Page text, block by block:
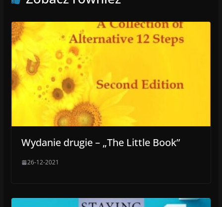
Wydanie drugie – „The Little Book”
26-12-2021